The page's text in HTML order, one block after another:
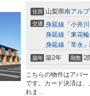
住所 山梨県南アル
交通 身延線 「 小井川
身延線 「 東花輪
身延線 「 常永
築年 築2年 階数 2
こちらの物件はアパ
です。カード決済は
れま...